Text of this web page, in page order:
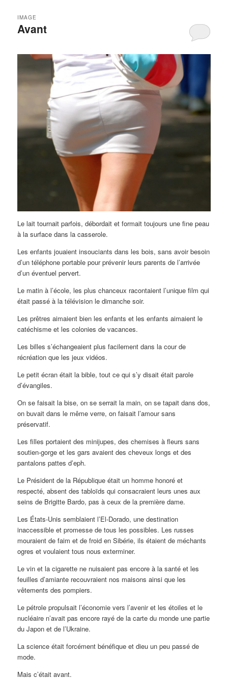
Avant
IMAGE
Le lait tournait parfois, débordait et formait toujours une fine peau
à la surface dans la casserole.
Les enfants jouaient insouciants dans les bois, sans avoir besoin
d’un téléphone portable pour prévenir leurs parents de l’arrivée
d’un éventuel pervert.
Le matin à l’école, les plus chanceux racontaient l’unique film qui
était passé à la télévision le dimanche soir.
Les prêtres aimaient bien les enfants et les enfants aimaient le
catéchisme et les colonies de vacances.
Les billes s’échangeaient plus facilement dans la cour de
récréation que les jeux vidéos.
Le petit écran était la bible, tout ce qui s’y disait était parole
d’évangiles.
On se faisait la bise, on se serrait la main, on se tapait dans dos,
on buvait dans le même verre, on faisait l’amour sans
préservatif.
Les filles portaient des minijupes, des chemises à fleurs sans
soutien-gorge et les gars avaient des cheveux longs et des
pantalons pattes d’eph.
Le Président de la République était un homme honoré et
respecté, absent des tabloïds qui consacraient leurs unes aux
seins de Brigitte Bardo, pas à ceux de la première dame.
Les États-Unis semblaient l’El-Dorado, une destination
inaccessible et promesse de tous les possibles. Les russes
mouraient de faim et de froid en Sibérie, ils étaient de méchants
ogres et voulaient tous nous exterminer.
Le vin et la cigarette ne nuisaient pas encore à la santé et les
feuilles d’amiante recouvraient nos maisons ainsi que les
vêtements des pompiers.
Le pétrole propulsait l’économie vers l’avenir et les étoiles et le
nucléaire n’avait pas encore rayé de la carte du monde une partie
du Japon et de l’Ukraine.
La science était forcément bénéfique et dieu un peu passé de
mode.
Mais c’était avant.